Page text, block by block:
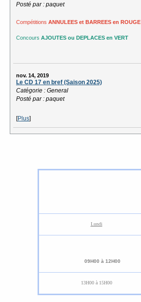
Posté par : paquet
Compétitions ANNULEES et BARREES en ROUGE
Concours AJOUTES ou DEPLACES en VERT
nov. 14, 2019
Le CD 17 en bref (Saison 2025)
Catégorie : General
Posté par : paquet
[Plus]
Lundi
09H00 à 12H00
13H00 à 15H00